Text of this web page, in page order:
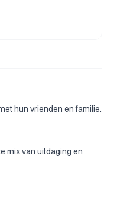
hun vrienden en familie.
mix van uitdaging en